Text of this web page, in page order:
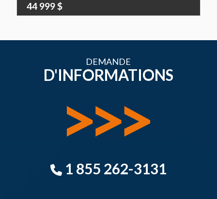
44 999 $
DEMANDE
D'INFORMATIONS
1 855 262-3131